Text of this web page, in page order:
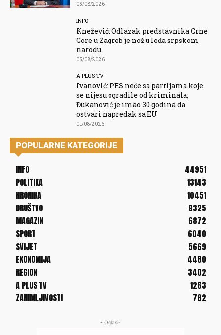
05/08/2026
INFO
Knežević: Odlazak predstavnika Crne
Gore u Zagreb je nož u leđa srpskom
narodu
05/08/2026
A PLUS TV
Ivanović: PES neće sa partijama koje
se nijesu ogradile od kriminala;
Đukanović je imao 30 godina da
ostvari napredak sa EU
01/08/2026
POPULARNE KATEGORIJE
INFO
44951
POLITIKA
13143
HRONIKA
10451
DRUŠTVO
9325
MAGAZIN
6872
SPORT
6040
SVIJET
5669
EKONOMIJA
4480
REGION
3402
A PLUS TV
1263
ZANIMLJIVOSTI
782
- Oglasi-